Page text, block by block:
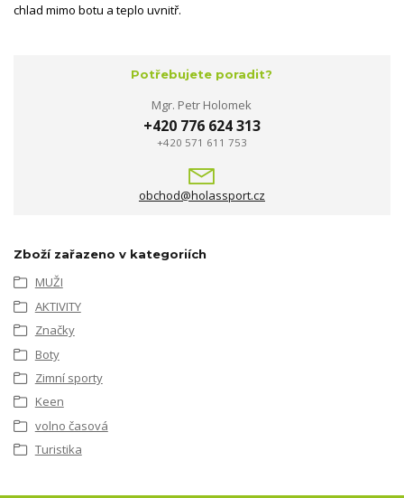
chlad mimo botu a teplo uvnitř.
Potřebujete poradit?
Mgr. Petr Holomek
+420 776 624 313
+420 571 611 753
obchod@holassport.cz
Zboží zařazeno v kategoriích
MUŽI
AKTIVITY
Značky
Boty
Zimní sporty
Keen
volno časová
Turistika